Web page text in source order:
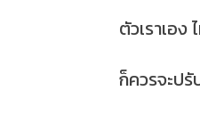
ตัวเราเอง
ก็ควรจะป